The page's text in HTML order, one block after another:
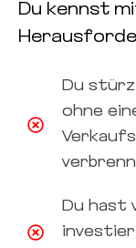
Du kennst
Du
ohne
Du hast